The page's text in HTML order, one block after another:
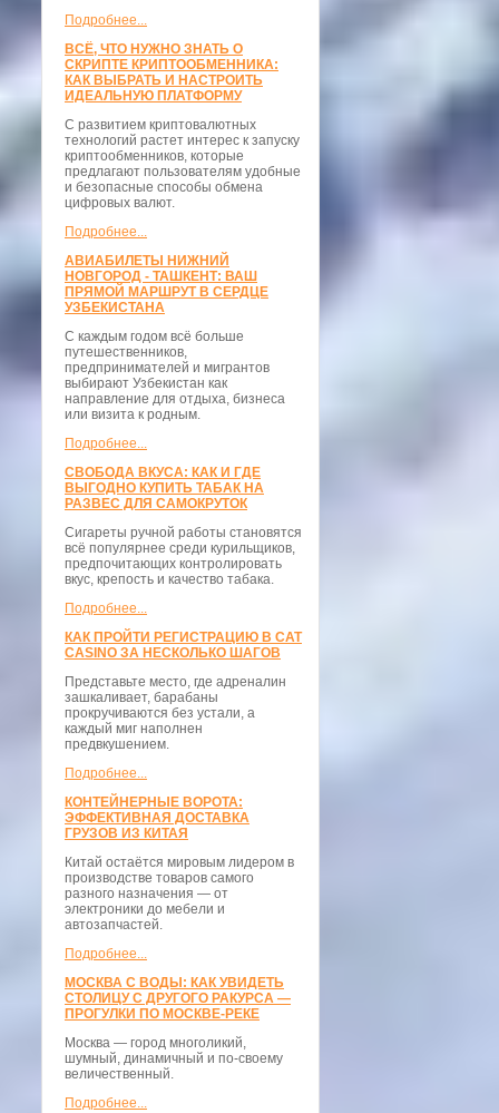
Подробнее...
ВСЁ, ЧТО НУЖНО ЗНАТЬ О
СКРИПТЕ КРИПТООБМЕННИКА:
КАК ВЫБРАТЬ И НАСТРОИТЬ
ИДЕАЛЬНУЮ ПЛАТФОРМУ
С развитием криптовалютных
технологий растет интерес к запуску
криптообменников, которые
предлагают пользователям удобные
и безопасные способы обмена
цифровых валют.
Подробнее...
АВИАБИЛЕТЫ НИЖНИЙ
НОВГОРОД - ТАШКЕНТ: ВАШ
ПРЯМОЙ МАРШРУТ В СЕРДЦЕ
УЗБЕКИСТАНА
С каждым годом всё больше
путешественников,
предпринимателей и мигрантов
выбирают Узбекистан как
направление для отдыха, бизнеса
или визита к родным.
Подробнее...
СВОБОДА ВКУСА: КАК И ГДЕ
ВЫГОДНО КУПИТЬ ТАБАК НА
РАЗВЕС ДЛЯ САМОКРУТОК
Сигареты ручной работы становятся
всё популярнее среди курильщиков,
предпочитающих контролировать
вкус, крепость и качество табака.
Подробнее...
КАК ПРОЙТИ РЕГИСТРАЦИЮ В CAT
CASINO ЗА НЕСКОЛЬКО ШАГОВ
Представьте место, где адреналин
зашкаливает, барабаны
прокручиваются без устали, а
каждый миг наполнен
предвкушением.
Подробнее...
КОНТЕЙНЕРНЫЕ ВОРОТА:
ЭФФЕКТИВНАЯ ДОСТАВКА
ГРУЗОВ ИЗ КИТАЯ
Китай остаётся мировым лидером в
производстве товаров самого
разного назначения — от
электроники до мебели и
автозапчастей.
Подробнее...
МОСКВА С ВОДЫ: КАК УВИДЕТЬ
СТОЛИЦУ С ДРУГОГО РАКУРСА —
ПРОГУЛКИ ПО МОСКВЕ-РЕКЕ
Москва — город многоликий,
шумный, динамичный и по-своему
величественный.
Подробнее...